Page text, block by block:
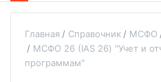
Главная Справочник МСФО
МСФО 26 (IAS 26) "Учет и
программам"